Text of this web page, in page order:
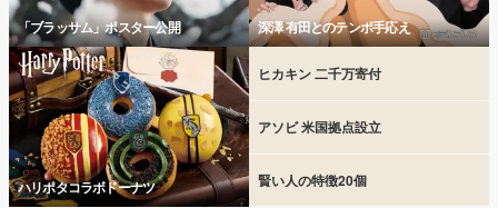
「ブラッサム」ポスター公開 深澤 有田とのテンポ手応え
ハリポタコラボドーナツ
ヒカキン 二千万寄付
アソビ 米国拠点設立
賢い人の特徴20個